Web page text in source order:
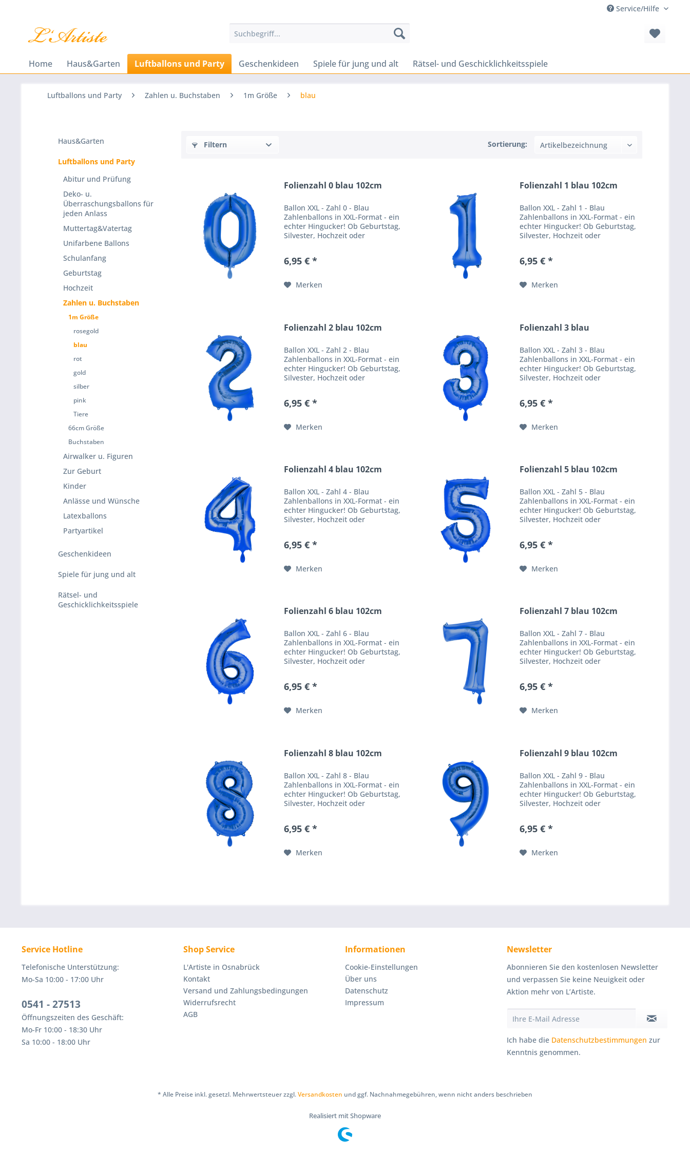
Service/Hilfe
Home Haus&Garten Luftballons und Party Geschenkideen Spiele für jung und alt Rätsel- und Geschicklichkeitsspiele
Luftballons und Party Zahlen u. Buchstaben 1m Größe blau
Haus&Garten
Luftballons und Party
Abitur und Prüfung
Deko- u.
Überraschungsballons für
jeden Anlass
Muttertag&Vatertag
Unifarbene Ballons
Schulanfang
Geburtstag
Hochzeit
Zahlen u. Buchstaben
1m Größe
rosegold
blau
rot
gold
silber
pink
Tiere
66cm Größe
Buchstaben
Airwalker u. Figuren
Zur Geburt
Kinder
Anlässe und Wünsche
Latexballons
Partyartikel
Geschenkideen
Spiele für jung und alt
Rätsel- und
Geschicklichkeitsspiele
Filtern Sortierung:
Folienzahl 0 blau 102cm
Ballon XXL - Zahl 0 - Blau
Zahlenballons in XXL-Format - ein
echter Hingucker! Ob Geburtstag,
Silvester, Hochzeit oder
Feier einen besonderen WOW
Ballongröße:...
6,95 € *
Merken
Folienzahl 1 blau 102cm
Ballon XXL - Zahl 1 - Blau
Zahlenballons in XXL-Format - ein
echter Hingucker! Ob Geburtstag,
Silvester, Hochzeit oder
Feier einen besonderen WOW
Ballongröße:...
6,95 € *
Merken
Folienzahl 2 blau 102cm
Ballon XXL - Zahl 2 - Blau
Zahlenballons in XXL-Format - ein
echter Hingucker! Ob Geburtstag,
Silvester, Hochzeit oder
Feier einen besonderen WOW
Ballongröße:...
6,95 € *
Merken
Folienzahl 3 blau
Ballon XXL - Zahl 3 - Blau
Zahlenballons in XXL-Format - ein
echter Hingucker! Ob Geburtstag,
Silvester, Hochzeit oder
Feier einen besonderen WOW
Ballongröße:...
6,95 € *
Merken
Folienzahl 4 blau 102cm
Ballon XXL - Zahl 4 - Blau
Zahlenballons in XXL-Format - ein
echter Hingucker! Ob Geburtstag,
Silvester, Hochzeit oder
Feier einen besonderen WOW
Ballongröße:...
6,95 € *
Merken
Folienzahl 5 blau 102cm
Ballon XXL - Zahl 5 - Blau
Zahlenballons in XXL-Format - ein
echter Hingucker! Ob Geburtstag,
Silvester, Hochzeit oder
Feier einen besonderen WOW
Ballongröße:...
6,95 € *
Merken
Folienzahl 6 blau 102cm
Ballon XXL - Zahl 6 - Blau
Zahlenballons in XXL-Format - ein
echter Hingucker! Ob Geburtstag,
Silvester, Hochzeit oder
Feier einen besonderen WOW
Ballongröße:...
6,95 € *
Merken
Folienzahl 7 blau 102cm
Ballon XXL - Zahl 7 - Blau
Zahlenballons in XXL-Format - ein
echter Hingucker! Ob Geburtstag,
Silvester, Hochzeit oder
Feier einen besonderen WOW
Ballongröße:...
6,95 € *
Merken
Folienzahl 8 blau 102cm
Ballon XXL - Zahl 8 - Blau
Zahlenballons in XXL-Format - ein
echter Hingucker! Ob Geburtstag,
Silvester, Hochzeit oder
Feier einen besonderen WOW
Ballongröße:...
6,95 € *
Merken
Folienzahl 9 blau 102cm
Ballon XXL - Zahl 9 - Blau
Zahlenballons in XXL-Format - ein
echter Hingucker! Ob Geburtstag,
Silvester, Hochzeit oder
Feier einen besonderen WOW
Ballongröße:...
6,95 € *
Merken
Service Hotline
Telefonische Unterstützung:
Mo-Sa 10:00 - 17:00 Uhr
0541 - 27513
Öffnungszeiten des Geschäft:
Mo-Fr 10:00 - 18:30 Uhr
Sa 10:00 - 18:00 Uhr
Shop Service
L'Artiste in Osnabrück
Kontakt
Versand und Zahlungsbedingungen
Widerrufsrecht
AGB
Informationen
Cookie-Einstellungen
Über uns
Datenschutz
Impressum
Newsletter
Abonnieren Sie den kostenlosen Newsletter
und verpassen Sie keine Neuigkeit oder
Aktion mehr von L’Artiste.
Ich habe die Datenschutzbestimmungen zur
Kenntnis genommen.
* Alle Preise inkl. gesetzl. Mehrwertsteuer zzgl.Versandkosten und ggf. Nachnahmegebühren, wenn nicht anders beschrieben
Realisiert mit Shopware